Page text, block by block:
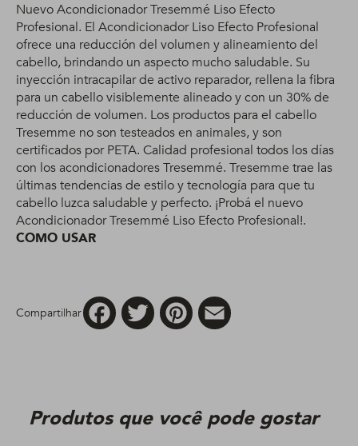
Nuevo Acondicionador Tresemmé Liso Efecto
Profesional. El Acondicionador Liso Efecto Profesional
ofrece una reducción del volumen y alineamiento del
cabello, brindando un aspecto mucho saludable. Su
inyección intracapilar de activo reparador, rellena la fibra
para un cabello visiblemente alineado y con un 30% de
reducción de volumen. Los productos para el cabello
Tresemme no son testeados en animales, y son
certificados por PETA. Calidad profesional todos los días
con los acondicionadores Tresemmé. Tresemme trae las
últimas tendencias de estilo y tecnología para que tu
cabello luzca saludable y perfecto. ¡Probá el nuevo
Acondicionador Tresemmé Liso Efecto Profesional!.
COMO USAR
Compartilhar
FacebookTwitter Pinterest
Produtos que você pode gostar